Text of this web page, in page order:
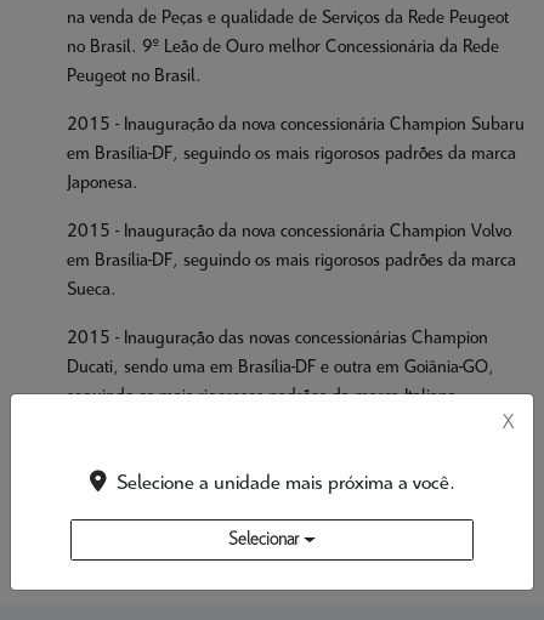
na venda de Peças e qualidade de Serviços da Rede Peugeot
no Brasil. 9º Leão de Ouro melhor Concessionária da Rede
Peugeot no Brasil.
2015 - Inauguração da nova concessionária Champion Subaru
em Brasília-DF, seguindo os mais rigorosos padrões da marca
Japonesa.
2015 - Inauguração da nova concessionária Champion Volvo
em Brasília-DF, seguindo os mais rigorosos padrões da marca
Sueca.
2015 - Inauguração das novas concessionárias Champion
Ducati, sendo uma em Brasília-DF e outra em Goiânia-GO,
seguindo os mais rigorosos padrões da marca Italiana.
Champion Ducati Goiânia.
2017 – Assumiu bandeira Volvo Goiânia.
X
Selecione a unidade mais próxima a você.
Selecionar